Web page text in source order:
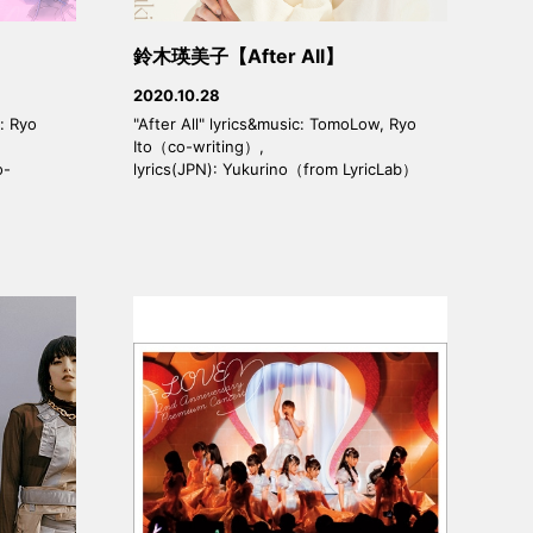
Ryo
鈴木瑛美子【After All】
2020.10.28
"After All" lyrics&music: TomoLow, Ryo
Ito（co-writing）,
lyrics(JPN): Yukurino（from LyricLab）